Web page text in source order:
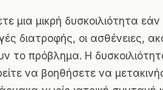
μια μικρή δυσκοιλιότητα
διατροφής, οι ασθένειες,
το πρόβλημα. Η
να βοηθήσετε να